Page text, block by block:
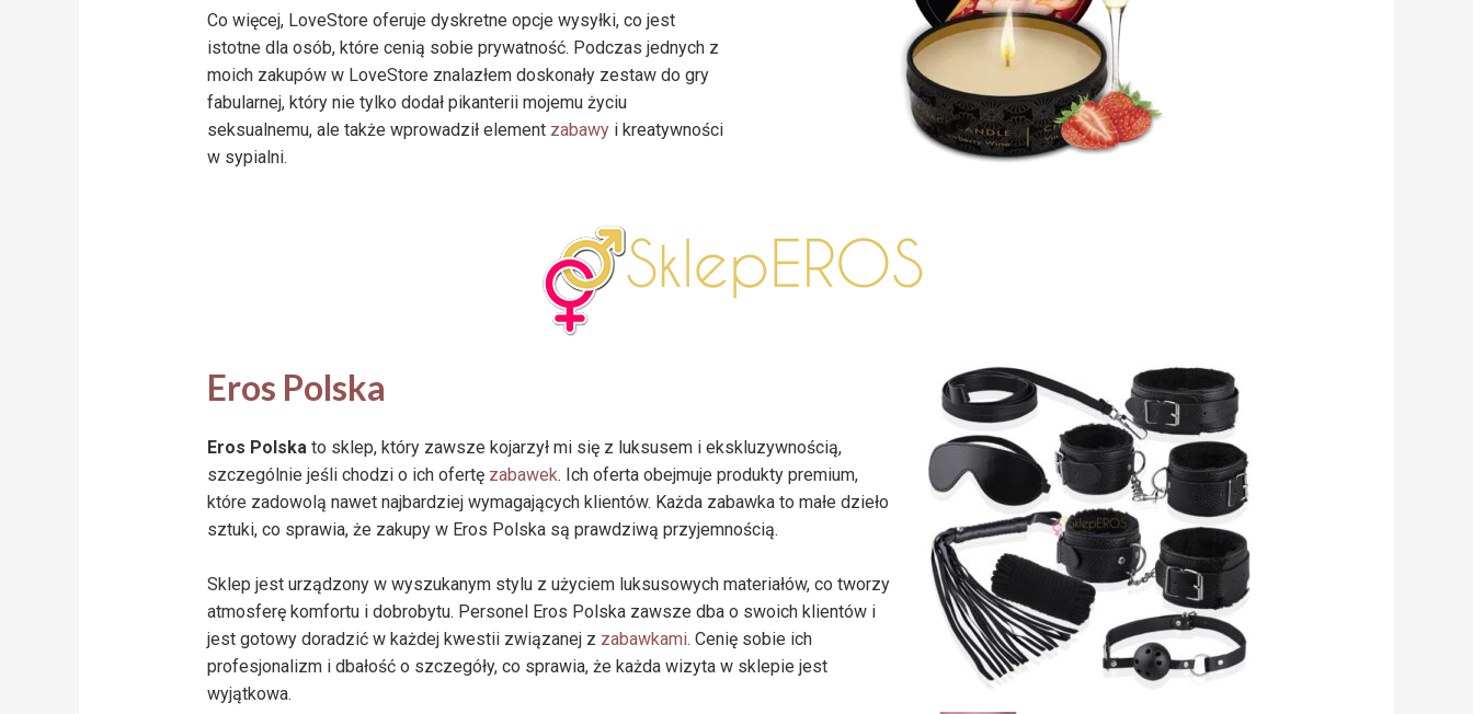
Co więcej, LoveStore oferuje dyskretne opcje wysyłki, co jest
istotne dla osób, które cenią sobie prywatność. Podczas jednych z
moich zakupów w LoveStore znalazłem doskonały zestaw do gry
fabularnej, który nie tylko dodał pikanterii mojemu życiu
seksualnemu, ale także wprowadził element zabawyi kreatywności
w sypialni.
Eros Polska
Eros Polska to sklep, który zawsze kojarzył mi się z luksusem i ekskluzywnością,
szczególnie jeśli chodzi o ich ofertę zabawek. Ich oferta obejmuje produkty premium,
które zadowolą nawet najbardziej wymagających klientów. Każda zabawka to małe dzieło
sztuki, co sprawia, że zakupy w Eros Polska są prawdziwą przyjemnością.
Sklep jest urządzony w wyszukanym stylu z użyciem luksusowych materiałów, co tworzy
atmosferę komfortu i dobrobytu. Personel Eros Polska zawsze dba o swoich klientów i
jest gotowy doradzić w każdej kwestii związanej z zabawkami. Cenię sobie ich
profesjonalizm i dbałość o szczegóły, co sprawia, że każda wizyta w sklepie jest
wyjątkowa.